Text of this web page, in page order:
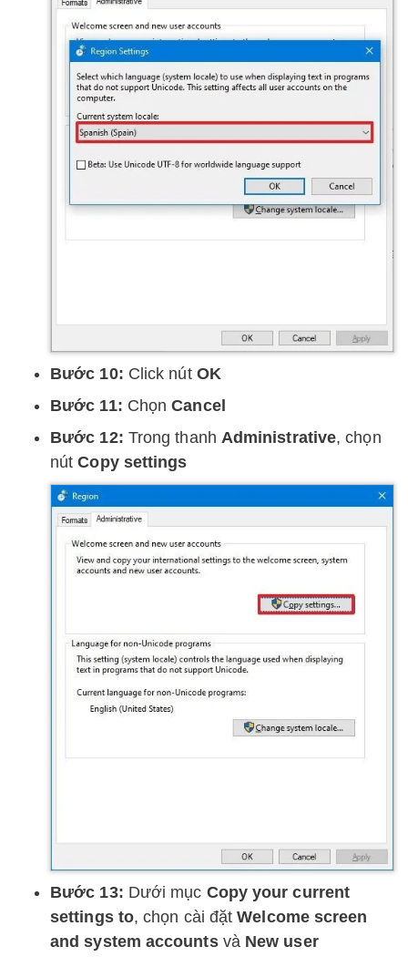
Bước 10: Click nút OK
Bước 11: ChọnCancel
Bước 12: Trong thanh Administrative, chọn
nútCopy settings
Bước 13: Dưới mục Copy your current
settings to, chọn cài đặtWelcome screen
and system accountsvà New user